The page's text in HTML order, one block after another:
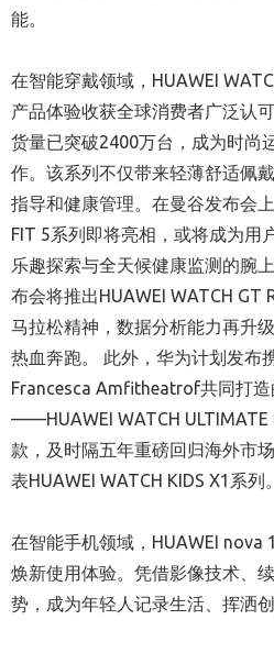
能。
在智能穿戴领域，HUAWEI
产品体验收获全球消费者广泛认
货量已突破2400万台，成为时尚
作。该系列不仅带来轻薄舒适佩
指导和健康管理。在曼谷发布会
FIT 5系列即将亮相，或将成为用
乐趣探索与全天候健康监测的腕
布会将推出HUAWEI WATCH GT
马拉松精神，数据分析能力再升
热血奔跑。 此外，华为计划发布
Francesca Amfitheatrof共同打
——HUAWEI WATCH ULTIMATE
款，及时隔五年重磅回归海外市
表HUAWEI WATCH KIDS X1系列。
在智能手机领域，HUAWEI nova
焕新使用体验。凭借影像技术、
势，成为年轻人记录生活、挥洒